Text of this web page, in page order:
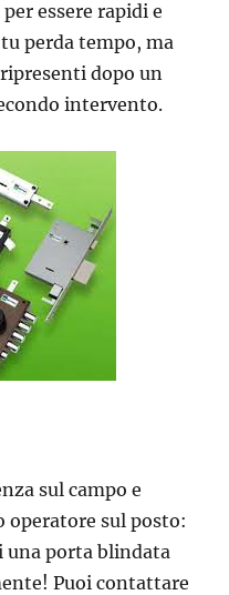
essere rapidi e
perda tempo, ma
dopo un
intervento.
sul campo e
operatore sul posto:
una porta blindata
Puoi contattare